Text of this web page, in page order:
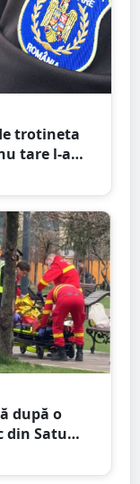
trotineta
tare l-a
după o
din Satu
și-a